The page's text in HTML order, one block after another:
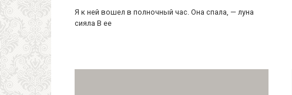
Я к ней вошел в полночный час. Она спала, — луна
сияла В ее